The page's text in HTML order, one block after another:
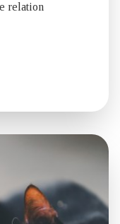
relation